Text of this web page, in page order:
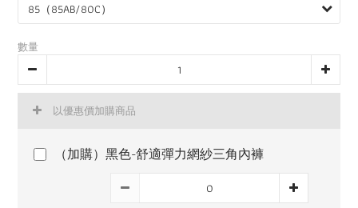
數量
以優惠價加購商品
（加購）黑色-舒適彈力網紗三角內褲